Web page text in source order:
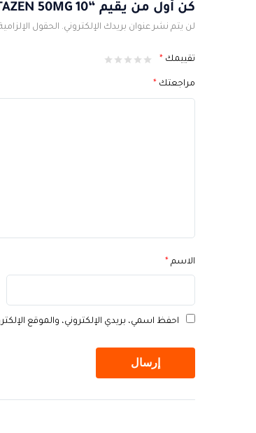
كن أول من يقيم “DICLOTAZEN 50MG 10”
لن يتم نشر عنوان بريدك الإلكتروني. الحقول
تقييمك *
مراجعتك *
الاسم *
احفظ اسمي، بريدي الإلكتروني، والموقع